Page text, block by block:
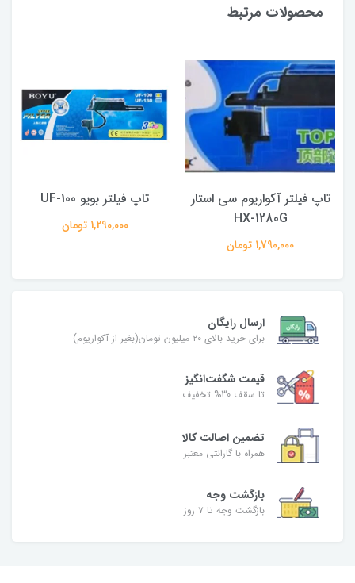
محصولات مرتبط
تاپ فیلتر آکواریوم سی استار
HX-1280G
1,790,000 تومان
تاپ فیلتر بویو UF-100
1,290,000 تومان
ارسال رایگان
برای خرید بالای ۲۰ میلیون تومان(بغیر از آکواریوم)
قیمت شگفت‌انگیز
تا سقف 30% تخفیف
تضمین اصالت کالا
همراه با گارانتی معتبر
بازگشت وجه
بازگشت وجه تا ۷ روز